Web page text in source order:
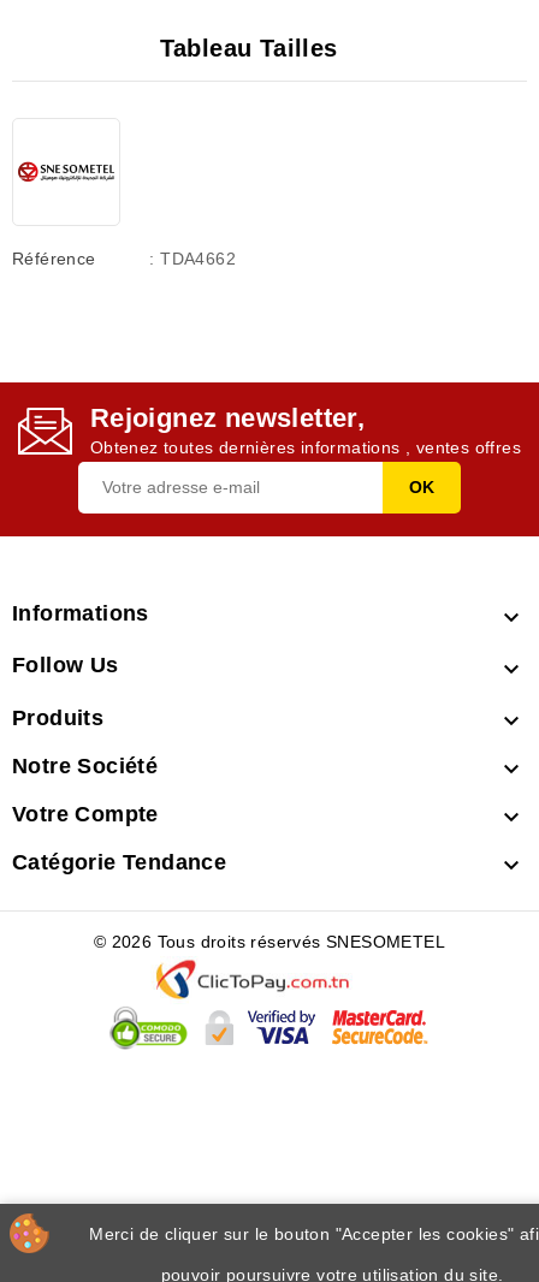
Tableau Tailles
Référence : TDA4662
Rejoignez newsletter,
Obtenez toutes dernières informations , ventes offres
Informations 
Follow Us 
Produits 
Notre Société 
Votre Compte 
Catégorie Tendance 
Merci de cliquer sur le bouton "Accepter les cookies"
pouvoir poursuivre votre utilisation du site.
© 2026 Tous droits réservés SNESOMETEL